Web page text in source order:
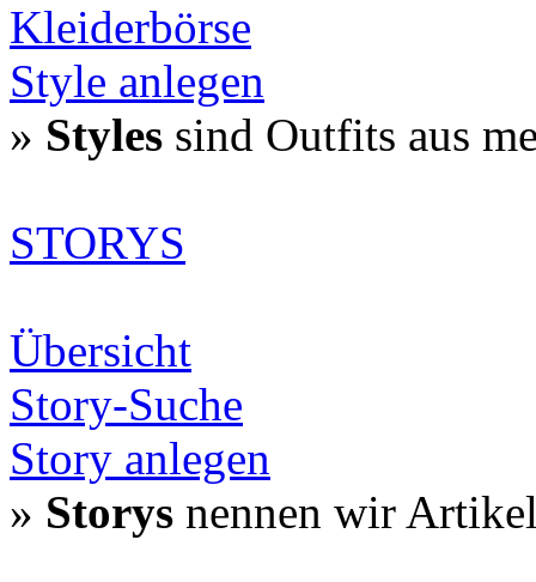
Kleiderbörse
Style anlegen
» Styles sind Outfits aus
STORYS
Übersicht
Story-Suche
Story anlegen
» Storys nennen wir